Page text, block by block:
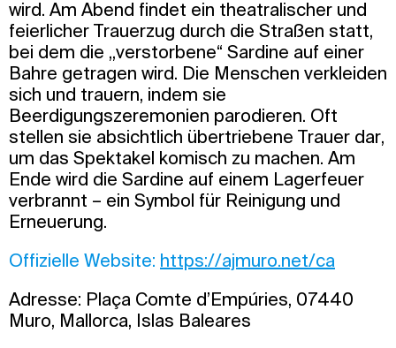
wird. Am Abend findet ein theatralischer und
feierlicher Trauerzug durch die Straßen statt,
bei dem die „verstorbene“ Sardine auf einer
Bahre getragen wird. Die Menschen verkleiden
sich und trauern, indem sie
Beerdigungszeremonien parodieren. Oft
stellen sie absichtlich übertriebene Trauer dar,
um das Spektakel komisch zu machen. Am
Ende wird die Sardine auf einem Lagerfeuer
verbrannt – ein Symbol für Reinigung und
Erneuerung.
Offizielle Website: https://ajmuro.net/ca
Adresse: Plaça Comte d’Empúries, 07440
Muro, Mallorca, Islas Baleares